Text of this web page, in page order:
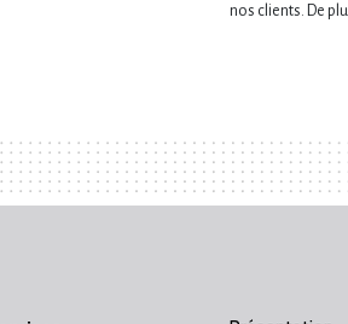
nos clients. De